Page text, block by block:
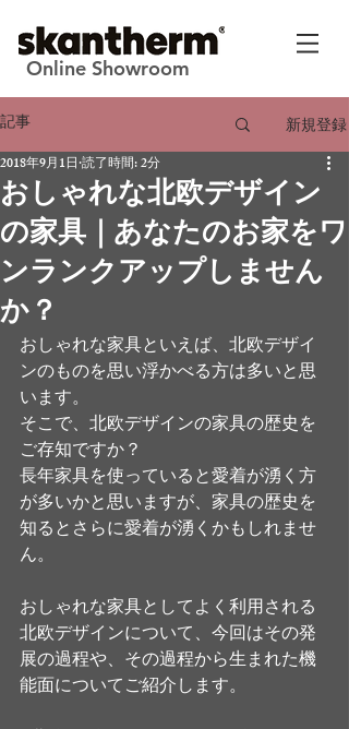
Online Showroom
記事 新規登録
おしゃれな北欧デザイン
の家具｜あなたのお家をワ
ンランクアップしません
か？
2018年9月1日 読了時間: 2分
おしゃれな家具といえば、北欧デザイ
ンのものを思い浮かべる方は多いと思
います。
そこで、北欧デザインの家具の歴史を
ご存知ですか？
長年家具を使っていると愛着が湧く方
が多いかと思いますが、家具の歴史を
知るとさらに愛着が湧くかもしれませ
ん。
おしゃれな家具としてよく利用される
北欧デザインについて、今回はその発
展の過程や、その過程から生まれた機
能面についてご紹介します。